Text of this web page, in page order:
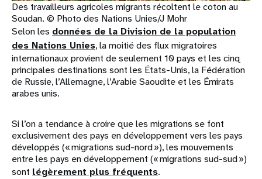
Des travailleurs agricoles migrants récoltent le coton au
Soudan. © Photo des Nations Unies/J Mohr
Selon les données de la Division de la population
des Nations Unies, la moitié des flux migratoires
internationaux provient de seulement 10 pays et les cinq
principales destinations sont les États-Unis, la Fédération
de Russie, l’Allemagne, l’Arabie Saoudite et les Émirats
arabes unis.
Si l’on a tendance à croire que les migrations se font
exclusivement des pays en développement vers les pays
développés (« migrations sud-nord »), les mouvements
entre les pays en développement (« migrations sud-sud »)
sont légèrement plus fréquents.